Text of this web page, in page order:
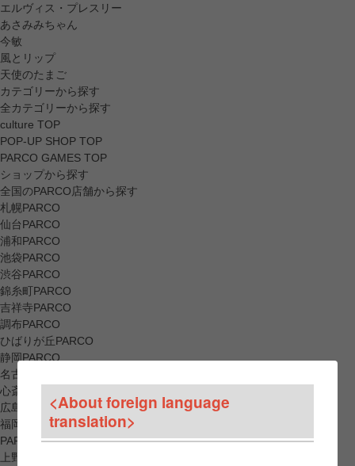
エルヴィス・プレスリー
あさみみちゃん
今敏
風とリップ
天使のたまご
カテゴリーから探す
全カテゴリーから探す
culture TOP
POP-UP SHOP TOP
PARCO GAMES TOP
ショップから探す
全国のPARCO店舗から探す
札幌PARCO
仙台PARCO
浦和PARCO
池袋PARCO
渋谷PARCO
錦糸町PARCO
吉祥寺PARCO
調布PARCO
ひばりが丘PARCO
静岡PARCO
名古屋PARCO
心斎橋PARCO
広島PARCO
福岡PARCO
PARCO_ya
上野
<About foreign language
translation>